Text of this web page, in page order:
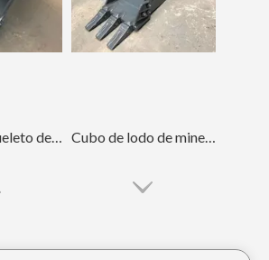
Cubo de esqueleto de mini excavadora azul Cubo de 6-8 toneladas Cubo de lodo de minería de energía de retroexcavadora con filo doble DH55